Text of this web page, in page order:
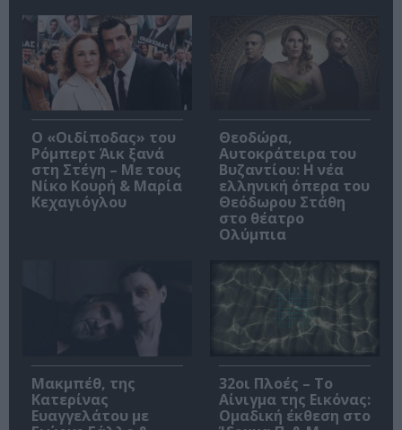
O «Οιδίποδας» του
Ρόμπερτ Άικ ξανά
στη Στέγη – Με τους
Νίκο Κουρή & Μαρία
Κεχαγιόγλου
Θεοδώρα,
Αυτοκράτειρα του
Βυζαντίου: Η νέα
ελληνική όπερα του
Θεόδωρου Στάθη
στο θέατρο
Ολύμπια
Μακμπέθ, της
Κατερίνας
Ευαγγελάτου με
32οι Πλοές – Το
Αίνιγμα της Εικόνας:
Ομαδική έκθεση στο